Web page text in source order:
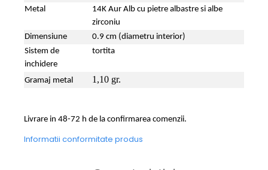
Metal
14K Aur Alb cu pietre albastre si albe
zirconiu
Dimensiune
0.9 cm (diametru interior)
Sistem de
inchidere
tortita
Gramaj metal 1,10 gr.
Livrare in 48-72 h de la confirmarea comenzii.
Informatii conformitate produs